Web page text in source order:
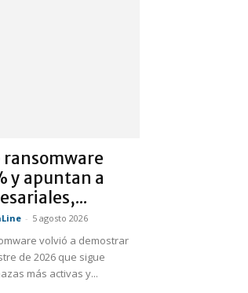
ransomware
y apuntan a
- 5 agosto 2026
volvió a demostrar
de 2026 que sigue
más activas y...